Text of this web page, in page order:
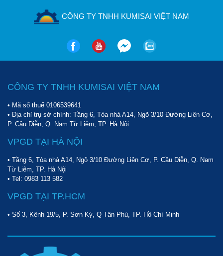
CÔNG TY TNHH KUMISAI VIỆT NAM
CÔNG TY TNHH KUMISAI VIỆT NAM
• Mã số thuế 0106539641
• Địa chỉ trụ sở chính: Tầng 6, Tòa nhà A14, Ngõ 3/10 Đường Liên Cơ,
P. Cầu Diễn, Q. Nam Từ Liêm, TP. Hà Nội
VPGD TẠI HÀ NỘI
• Tầng 6, Tòa nhà A14, Ngõ 3/10 Đường Liên Cơ, P. Cầu Diễn, Q. Nam
Từ Liêm, TP. Hà Nội
• Tel: 0983 113 582
VPGD TẠI TP.HCM
• Số 3, Kênh 19/5, P. Sơn Kỳ, Q Tân Phú, TP. Hồ Chí Minh